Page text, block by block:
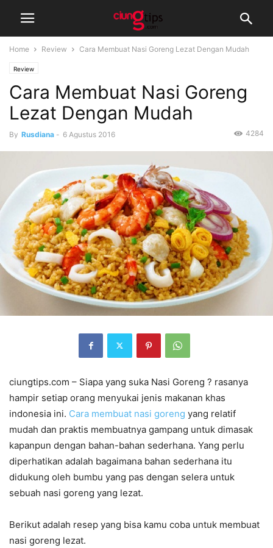
Home Review Cara Membuat Nasi Goreng Lezat Dengan Mudah
Review
Cara Membuat Nasi Goreng
Lezat Dengan Mudah
By Rusdiana - 6 Agustus 2016 4284
ciungtips.com – Siapa yang suka Nasi Goreng ? rasanya
hampir setiap orang menyukai jenis makanan khas
indonesia ini. Cara membuat nasi goreng yang relatif
mudah dan praktis membuatnya gampang untuk dimasak
kapanpun dengan bahan-bahan sederhana. Yang perlu
diperhatikan adalah bagaimana bahan sederhana itu
didukung oleh bumbu yang pas dengan selera untuk
sebuah nasi goreng yang lezat.
Berikut adalah resep yang bisa kamu coba untuk membuat
nasi goreng lezat.